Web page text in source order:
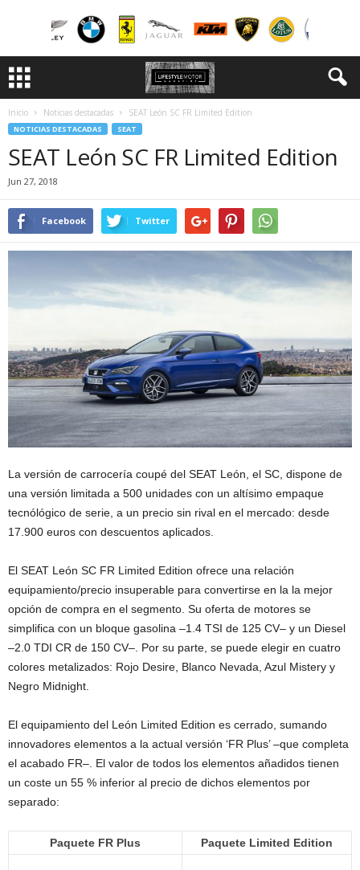
Inicio Noticias destacadas SEAT León SC FR Limited Edition
NOTICIAS DESTACADAS SEAT
SEAT León SC FR Limited Edition
Jun 27, 2018
Facebook Twitter
La versión de carrocería coupé del SEAT León, el SC, dispone de
una versión limitada a 500 unidades con un altísimo empaque
tecnólógico de serie, a un precio sin rival en el mercado: desde
17.900 euros con descuentos aplicados.
El SEAT León SC FR Limited Edition ofrece una relación
equipamiento/precio insuperable para convertirse en la la mejor
opción de compra en el segmento. Su oferta de motores se
simplifica con un bloque gasolina –1.4 TSI de 125 CV– y un Diesel
–2.0 TDI CR de 150 CV–. Por su parte, se puede elegir en cuatro
colores metalizados: Rojo Desire, Blanco Nevada, Azul Mistery y
Negro Midnight.
El equipamiento del León Limited Edition es cerrado, sumando
innovadores elementos a la actual versión ‘FR Plus’ –que completa
el acabado FR–. El valor de todos los elementos añadidos tienen
un coste un 55 % inferior al precio de dichos elementos por
separado:
Paquete FR Plus Paquete Limited Edition